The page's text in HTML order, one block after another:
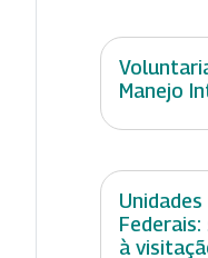
Manejo
à